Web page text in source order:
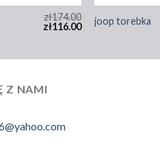
zł174.00
zł116.00 joop torebka
Z NAMI